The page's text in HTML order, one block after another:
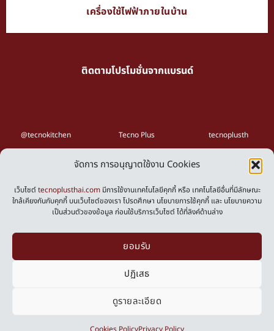
จัดการ การอนุญาตใช้งาน Cookies
เว็บไซต์tecnoplusthai.comมีการใช้งานเทคโนโลยีคุกกี้ หรือ เทคโนโลยีอื่นที่มีลักษณะ
ใกล้เคียงกันกับคุกกี้ บนเว็บไซต์ของเรา โปรดศึกษา นโยบายการใช้คุกกี้ และ นโยบายความ
เป็นส่วนตัวของข้อมูล ก่อนใช้บริการเว็บไซต์ ได้ที่ลิงค์ด้านล่าง
ยอมรับ
ปฏิเสธ
ดูรายละเอียด
เครื่องใช้ไฟฟ้าภายในบ้าน
ติดตามโปรโมชั่นจากแบรนด์
@tecnokitchen Tecno Plus tecnoplusth
Privacy Policy
Cookies Policy